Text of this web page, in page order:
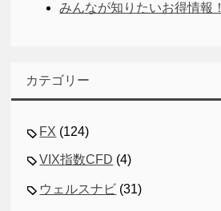
みんなが知りたいお得情報！
カテゴリー
FX (124)
VIX指数CFD (4)
ウェルスナビ (31)